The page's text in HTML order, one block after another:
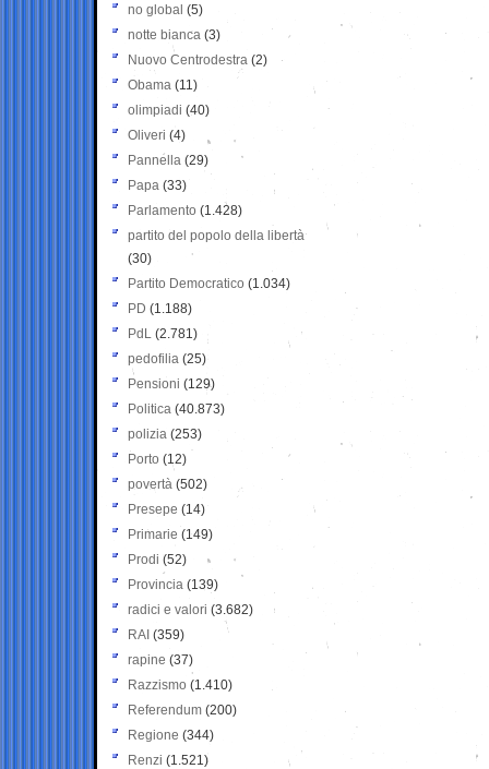
no global (5)
notte bianca (3)
Nuovo Centrodestra (2)
Obama (11)
olimpiadi (40)
Oliveri (4)
Pannella (29)
Papa (33)
Parlamento (1.428)
partito del popolo della libertà
(30)
Partito Democratico (1.034)
PD (1.188)
PdL (2.781)
pedofilia (25)
Pensioni (129)
Politica (40.873)
polizia (253)
Porto (12)
povertà (502)
Presepe (14)
Primarie (149)
Prodi (52)
Provincia (139)
radici e valori (3.682)
RAI (359)
rapine (37)
Razzismo (1.410)
Referendum (200)
Regione (344)
Renzi (1.521)